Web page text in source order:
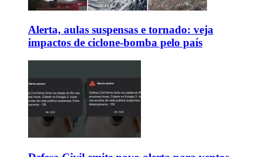
Alerta, aulas suspensas e tornado: veja
impactos de ciclone-bomba pelo país